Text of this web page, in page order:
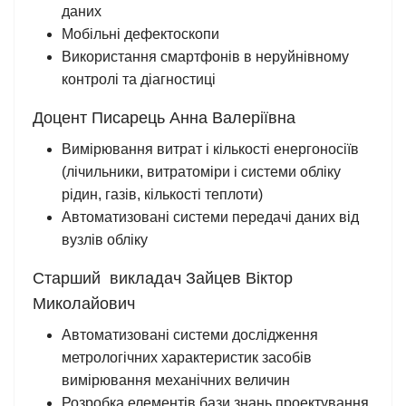
даних
Мобільні дефектоскопи
Використання смартфонів в неруйнівному
контролі та діагностиці
Доцент Писарець Анна Валеріївна
Вимірювання витрат і кількості енергоносіїв
(лічильники, витратоміри і системи обліку
рідин, газів, кількості теплоти)
Автоматизовані системи передачі даних від
вузлів обліку
Старший викладач Зайцев Віктор
Миколайович
Автоматизовані системи дослідження
метрологічних характеристик засобів
вимірювання механічних величин
Розробка елементів бази знань проектування